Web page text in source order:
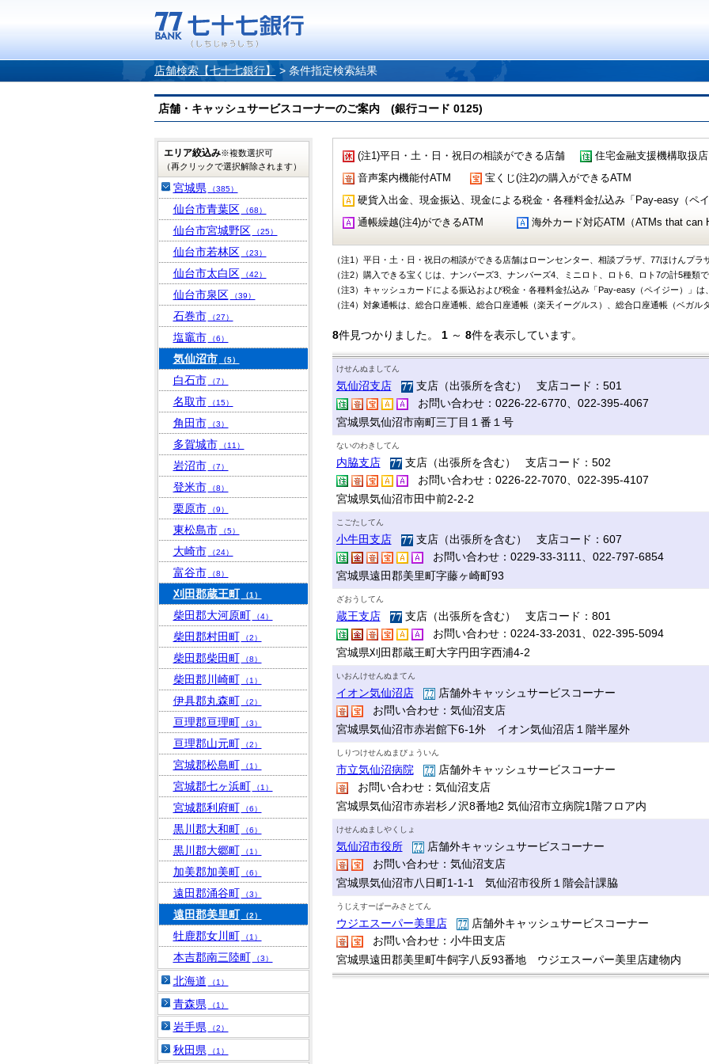
店舗検索【七十七銀行】 > 条件指定検索結果
店舗・キャッシュサービスコーナーのご案内 (銀行コード 0125)
(注1)平日・土・日・祝日の相談ができる店舗 住宅金融支援機構取扱店
音声案内機能付ATM
宝くじ(注2)の購入ができるATM
硬貨入出金、現金振込、現金による税金・各種料金払込み「Pay-easy（ペ
通帳繰越(注4)ができるATM
海外カード対応ATM（ATMs that can
（注1）平日・土・日・祝日の相談ができる店舗はローンセンター、相談プラザ、77ほけんプラ
（注2）購入できる宝くじは、ナンバーズ3、ナンバーズ4、ミニロト、ロト6、ロト7の計5種類で
（注3）キャッシュカードによる振込および税金・各種料金払込み「Pay-easy（ペイジー）」は
（注4）対象通帳は、総合口座通帳、総合口座通帳（楽天イーグルス）、総合口座通帳（ベガル
8件見つかりました。 1～ 8件を表示しています。
けせんぬましてん
気仙沼支店
支店（出張所を含む） 支店コード：501
お問い合わせ：0226-22-6770、022-395-4067
宮城県気仙沼市南町三丁目１番１号
ないのわきしてん
内脇支店
支店（出張所を含む） 支店コード：502
お問い合わせ：0226-22-7070、022-395-4107
宮城県気仙沼市田中前2-2-2
こごたしてん
小牛田支店
支店（出張所を含む） 支店コード：607
お問い合わせ：0229-33-3111、022-797-6854
宮城県遠田郡美里町字藤ヶ崎町93
ざおうしてん
蔵王支店
支店（出張所を含む） 支店コード：801
お問い合わせ：0224-33-2031、022-395-5094
宮城県刈田郡蔵王町大字円田字西浦4-2
いおんけせんぬまてん
イオン気仙沼店
店舗外キャッシュサービスコーナー
お問い合わせ：気仙沼支店
宮城県気仙沼市赤岩館下6-1外 イオン気仙沼店１階半屋外
しりつけせんぬまびょういん
市立気仙沼病院
店舗外キャッシュサービスコーナー
お問い合わせ：気仙沼支店
宮城県気仙沼市赤岩杉ノ沢8番地2 気仙沼市立病院1階フロア内
けせんぬましやくしょ
気仙沼市役所
店舗外キャッシュサービスコーナー
お問い合わせ：気仙沼支店
宮城県気仙沼市八日町1-1-1 気仙沼市役所１階会計課脇
うじえすーぱーみさとてん
ウジエスーパー美里店
店舗外キャッシュサービスコーナー
お問い合わせ：小牛田支店
宮城県遠田郡美里町牛飼字八反93番地 ウジエスーパー美里店建物内
エリア絞込み※複数選択可
（再クリックで選択解除されます）
宮城県 （385）
仙台市青葉区 （68）
仙台市宮城野区 （25）
仙台市若林区 （23）
仙台市太白区 （42）
仙台市泉区 （39）
石巻市 （27）
塩竈市 （6）
気仙沼市 （5）
白石市 （7）
名取市 （15）
角田市 （3）
多賀城市 （11）
岩沼市 （7）
登米市 （8）
栗原市 （9）
東松島市 （5）
大崎市 （24）
富谷市 （8）
刈田郡蔵王町 （1）
柴田郡大河原町 （4）
柴田郡村田町 （2）
柴田郡柴田町 （8）
柴田郡川崎町 （1）
伊具郡丸森町 （2）
亘理郡亘理町 （3）
亘理郡山元町 （2）
宮城郡松島町 （1）
宮城郡七ヶ浜町 （1）
宮城郡利府町 （6）
黒川郡大和町 （6）
黒川郡大郷町 （1）
加美郡加美町 （6）
遠田郡涌谷町 （3）
遠田郡美里町 （2）
牡鹿郡女川町 （1）
本吉郡南三陸町 （3）
北海道 （1）
青森県 （1）
岩手県 （2）
秋田県 （1）